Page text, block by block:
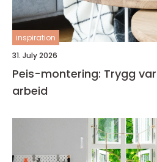
inspiration
31. July 2026
Peis-montering: Trygg
arbeid